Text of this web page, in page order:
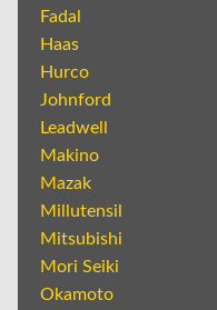
Fadal
Haas
Hurco
Johnford
Leadwell
Makino
Mazak
Millutensil
Mitsubishi
Mori Seiki
Okamoto